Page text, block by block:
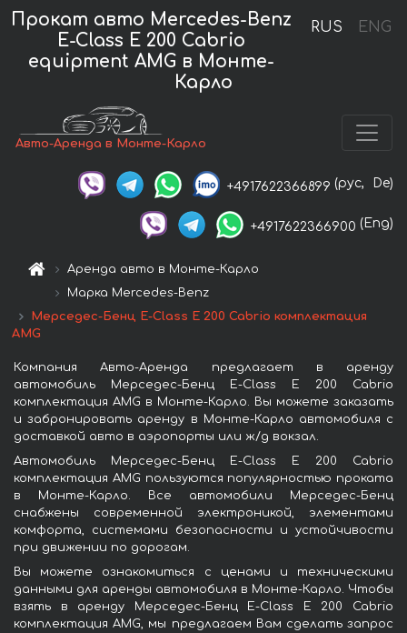
RUS ENG
Прокат авто Mercedes-Benz
E-Class E 200 Cabrio
equipment AMG в Монте-
Карло
Авто-Аренда в Монте-Карло
+4917622366899 (рус, De)
+4917622366900 (Eng)
Аренда авто в Монте-Карло
Марка Mercedes-Benz
Мерседес-Бенц E-Class E 200 Cabrio комплектация
AMG
Компания Авто-Аренда предлагает в аренду
автомобиль Мерседес-Бенц E-Class E 200 Cabrio
комплектация AMG в Монте-Карло. Вы можете заказать
и забронировать аренду в Монте-Карло автомобиля с
доставкой авто в аэропорты или ж/д вокзал.
Автомобиль Мерседес-Бенц E-Class E 200 Cabrio
комплектация AMG пользуются популярностью проката
в Монте-Карло. Все автомобили Мерседес-Бенц
снабжены современной электроникой, элементами
комфорта, системами безопасности и устойчивости
при движении по дорогам.
Вы можете ознакомиться с ценами и техническими
данными для аренды автомобиля в Монте-Карло. Чтобы
взять в аренду Мерседес-Бенц E-Class E 200 Cabrio
комплектация AMG, мы предлагаем Вам сделать запрос